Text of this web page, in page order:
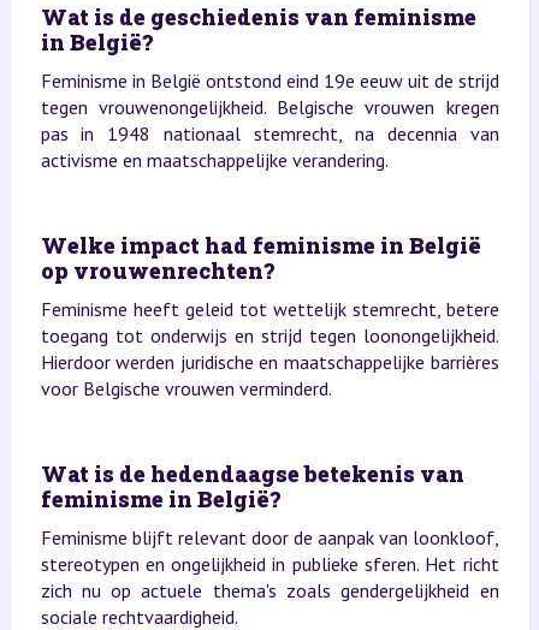
Wat is de geschiedenis van feminisme
in België?
Feminisme in België ontstond eind 19e eeuw uit de strijd
tegen vrouwenongelijkheid. Belgische vrouwen kregen
pas in 1948 nationaal stemrecht, na decennia van
activisme en maatschappelijke verandering.
Welke impact had feminisme in België
op vrouwenrechten?
Feminisme heeft geleid tot wettelijk stemrecht, betere
toegang tot onderwijs en strijd tegen loonongelijkheid.
Hierdoor werden juridische en maatschappelijke barrières
voor Belgische vrouwen verminderd.
Wat is de hedendaagse betekenis van
feminisme in België?
Feminisme blijft relevant door de aanpak van loonkloof,
stereotypen en ongelijkheid in publieke sferen. Het richt
zich nu op actuele thema's zoals gendergelijkheid en
sociale rechtvaardigheid.